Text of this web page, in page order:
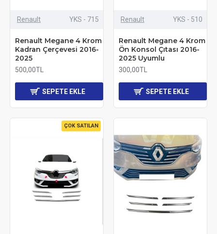
Renault YKS - 715
Renault Megane 4 Krom
Kadran Çerçevesi 2016-
2025
500,00TL
SEPETE EKLE
Renault YKS - 510
Renault Megane 4 Krom
Ön Konsol Çıtası 2016-
2025 Uyumlu
300,00TL
SEPETE EKLE
ÇOK SATILAN